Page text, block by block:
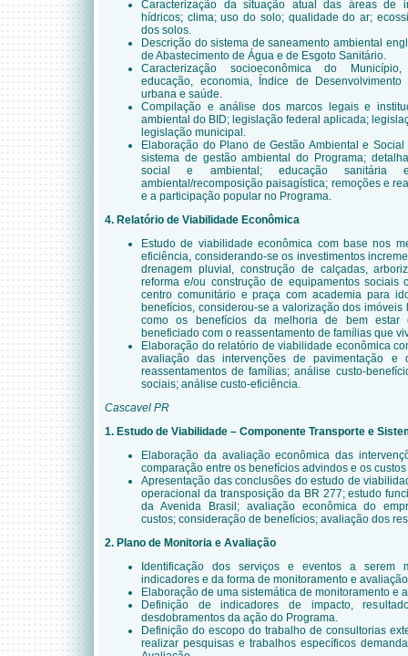
Caracterização da situação atual das áreas de
hídricos; clima; uso do solo; qualidade do ar;
dos solos.
Descrição do sistema de saneamento ambiental
de Abastecimento de Água e de Esgoto Sanitário.
Caracterização socioeconômica do
educação, economia, Índice de
urbana e saúde.
Compilação e análise dos marcos legais e
ambiental do BID; legislação federal aplicada;
legislação municipal.
Elaboração do Plano de Gestão Ambiental e
sistema de gestão ambiental do Programa;
social e ambiental; educação sanitária e
ambiental/recomposição paisagística; remoções e
e a participação popular no Programa.
4. Relatório de Viabilidade Econômica
Estudo de viabilidade econômica com base nos
eficiência, considerando-se os investimentos
drenagem pluvial, construção de calçadas,
reforma e/ou construção de equipamentos sociais
centro comunitário e praça com academia para
benefícios, considerou-se a valorização dos
como os benefícios da melhoria de bem estar
beneficiado com o reassentamento de famílias que
Elaboração do relatório de viabilidade econômica
avaliação das intervenções de pavimentação e
reassentamentos de famílias; análise custo-
sociais; análise custo-eficiência.
Cascavel PR
1. Estudo de Viabilidade – Componente Transporte e
Elaboração da avaliação econômica das
comparação entre os benefícios advindos e os
Apresentação das conclusões do estudo de
operacional da transposição da BR 277; estudo
da Avenida Brasil; avaliação econômica do
custos; consideração de benefícios; avaliação dos
2. Plano de Monitoria e Avaliação
Identificação dos serviços e eventos a serem
indicadores e da forma de monitoramento e
Elaboração de uma sistemática de monitoramento e
Definição de indicadores de impacto,
desdobramentos da ação do Programa.
Definição do escopo do trabalho de consultorias
realizar pesquisas e trabalhos específicos